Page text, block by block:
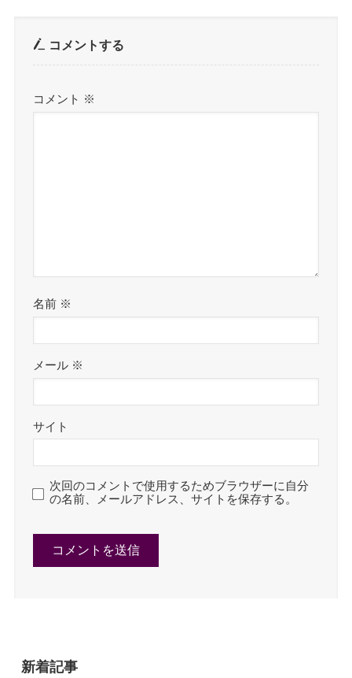
コメントする
コメント ※
名前 ※
メール ※
サイト
次回のコメントで使用するためブラウザーに自分
の名前、メールアドレス、サイトを保存する。
新着記事